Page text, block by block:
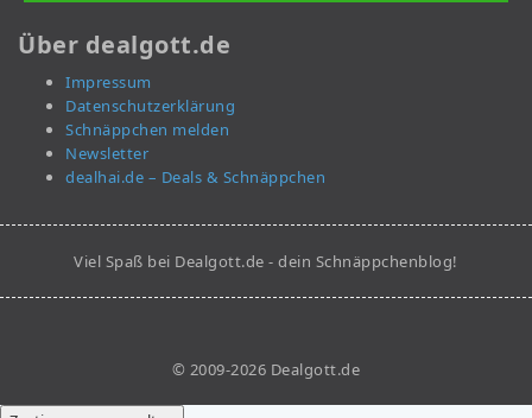
Über dealgott.de
Impressum
Datenschutzerklärung
Schnäppchen melden
Newsletter
dealhai.de – Deals & Schnäppchen
Viel Spaß bei Dealgott.de - dein Schnäppchenblog!
© 2009-2026 Dealgott.de